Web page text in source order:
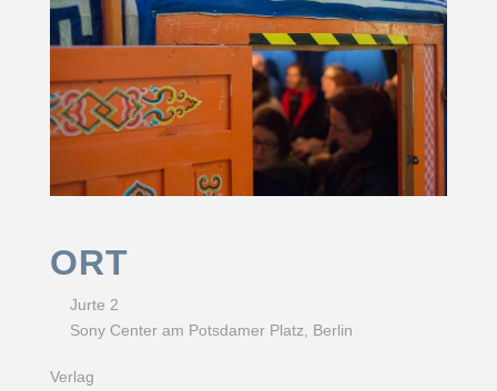
ORT
Jurte 2
Sony Center am Potsdamer Platz, Berlin
Verlag